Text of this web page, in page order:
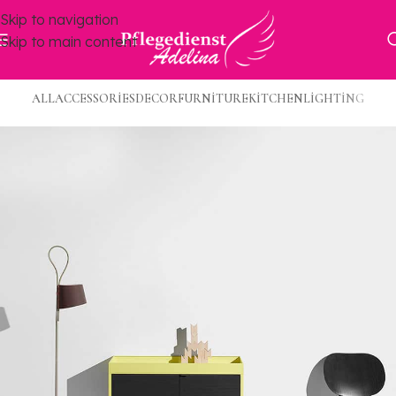
Skip to navigation
Skip to main content
ALLACCESSORIESDECORFURNITUREKITCHENLIGHTING